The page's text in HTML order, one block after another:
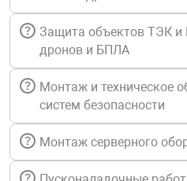
установки
оборудование
Защита объектов ТЭК и
дронов и БПЛА
Монтаж и техническое
систем безопасности
Монтаж серверного